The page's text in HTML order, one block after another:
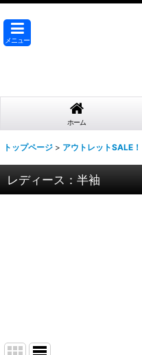
メニュー
ホーム
トップページ > アウトレットSALE！
レディース：半袖